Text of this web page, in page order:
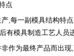
点
,每一副模具结构特
有模具制造工艺人员
作为最终产品而出